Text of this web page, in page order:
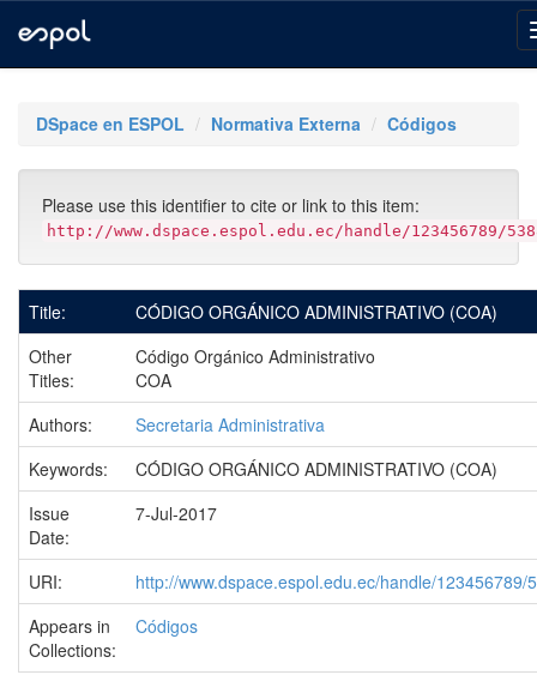
navigationDSpace en ESPOL Normativa Externa Códigos
Please use this identifier to cite or link to this item:
http://www.dspace.espol.edu.ec/handle/123456789/
Title:
CÓDIGO ORGÁNICO ADMINISTRATIVO (COA)
Other
Titles:
Código Orgánico Administrativo
COA
Authors:
Secretaria Administrativa
Keywords:
CÓDIGO ORGÁNICO ADMINISTRATIVO (COA)
Issue
Date:
7-Jul-2017
URI:
http://www.dspace.espol.edu.ec/handle/123456789/
Appears in
Collections:
Códigos